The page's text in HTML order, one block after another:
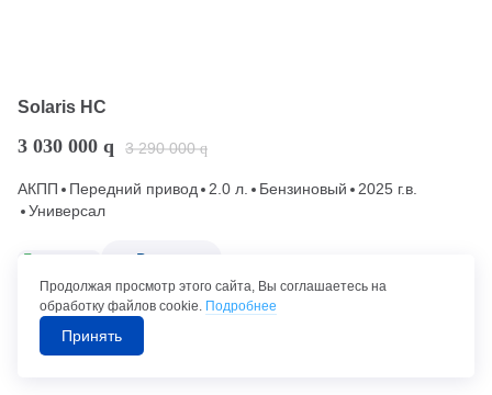
Solaris HC
3 030 000 q 3 290 000 q
АКПП Передний привод 2.0 л. Бензиновый
2025 г.в.
Универсал
Гарантия В наличии
Ижевск (380 км от Казани)
Продолжая просмотр этого сайта, Вы соглашаетесь на
обработку файлов cookie. Подробнее
Принять